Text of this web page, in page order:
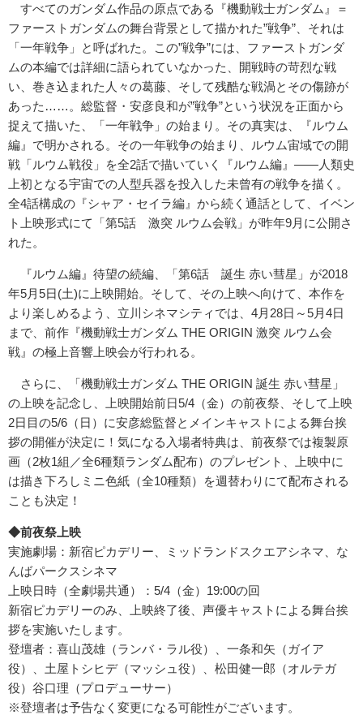
すべてのガンダム作品の原点である『機動戦士ガンダム』＝
ファーストガンダムの舞台背景として描かれた”戦争”、それは
「一年戦争」と呼ばれた。この”戦争”には、ファーストガンダ
ムの本編では詳細に語られていなかった、開戦時の苛烈な戦
い、巻き込まれた人々の葛藤、そして残酷な戦渦とその傷跡が
あった……。総監督・安彦良和が”戦争”という状況を正面から
捉えて描いた、「一年戦争」の始まり。その真実は、『ルウム
編』で明かされる。その一年戦争の始まり、ルウム宙域での開
戦「ルウム戦役」を全2話で描いていく『ルウム編』――人類史
上初となる宇宙での人型兵器を投入した未曾有の戦争を描く。
全4話構成の『シャア・セイラ編』から続く通話として、イベン
ト上映形式にて「第5話 激突 ルウム会戦」が昨年9月に公開さ
れた。
『ルウム編』待望の続編、「第6話 誕生 赤い彗星」が2018
年5月5日(土)に上映開始。そして、その上映へ向けて、本作を
より楽しめるよう、立川シネマシティでは、4月28日～5月4日
まで、前作『機動戦士ガンダム THE ORIGIN 激突 ルウム会
戦』の極上音響上映会が行われる。
さらに、「機動戦士ガンダム THE ORIGIN 誕生 赤い彗星」
の上映を記念し、上映開始前日5/4（金）の前夜祭、そして上映
2日目の5/6（日）に安彦総監督とメインキャストによる舞台挨
拶の開催が決定に！気になる入場者特典は、前夜祭では複製原
画（2枚1組／全6種類ランダム配布）のプレゼント、上映中に
は描き下ろしミニ色紙（全10種類）を週替わりにて配布される
ことも決定！
◆前夜祭上映
実施劇場：新宿ピカデリー、ミッドランドスクエアシネマ、な
んばパークスシネマ
上映日時（全劇場共通）：5/4（金）19:00の回
新宿ピカデリーのみ、上映終了後、声優キャストによる舞台挨
拶を実施いたします。
登壇者：喜山茂雄（ランバ・ラル役）、一条和矢（ガイア
役）、土屋トシヒデ（マッシュ役）、松田健一郎（オルテガ
役）谷口理（プロデューサー）
※登壇者は予告なく変更になる可能性がございます。